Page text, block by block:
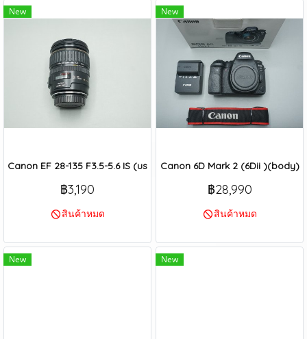
New
Canon EF 28-135 F3.5-5.6 IS (used)
฿3,190
สินค้าหมด
New
Canon 6D Mark 2 (6Dii )(body)
฿28,990
สินค้าหมด
New New